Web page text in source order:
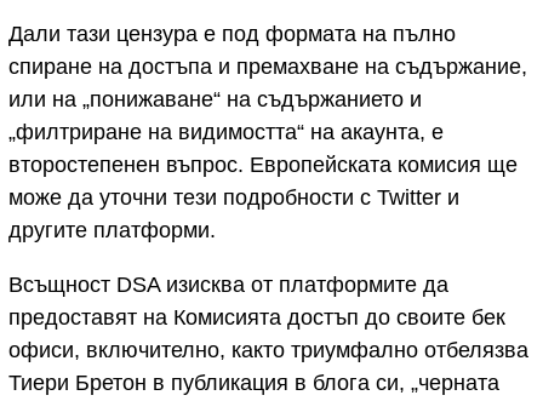
Дали тази цензура е под формата на пълно
спиране на достъпа и премахване на съдържание,
или на „понижаване“ на съдържанието и
„филтриране на видимостта“ на акаунта, е
второстепенен въпрос. Европейската комисия ще
може да уточни тези подробности с Twitter и
другите платформи.
Всъщност DSA изисква от платформите да
предоставят на Комисията достъп до своите бек
офиси, включително, както триумфално отбелязва
Тиери Бретон в публикация в блога си, „черната